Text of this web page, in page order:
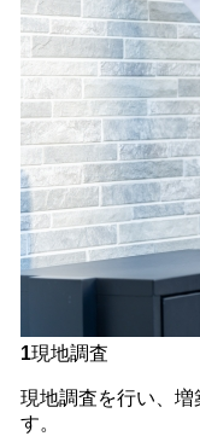
1現地調査
現地調査を行い、増
す。